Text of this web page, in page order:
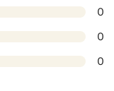
0
0
0